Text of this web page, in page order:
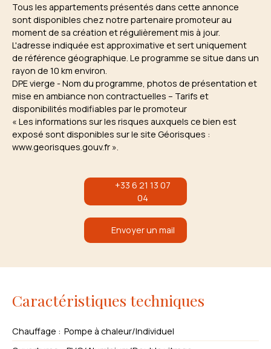
Tous les appartements présentés dans cette annonce
sont disponibles chez notre partenaire promoteur au
moment de sa création et régulièrement mis à jour.
L'adresse indiquée est approximative et sert uniquement
de référence géographique. Le programme se situe dans un
rayon de 10 km environ.
DPE vierge - Nom du programme, photos de présentation et
mise en ambiance non contractuelles – Tarifs et
disponibilités modifiables par le promoteur
« Les informations sur les risques auxquels ce bien est
exposé sont disponibles sur le site Géorisques :
www.georisques.gouv.fr ».
+33 6 21 13 07
04
Envoyer un mail
Caractéristiques techniques
Chauffage : Pompe à chaleur/Individuel